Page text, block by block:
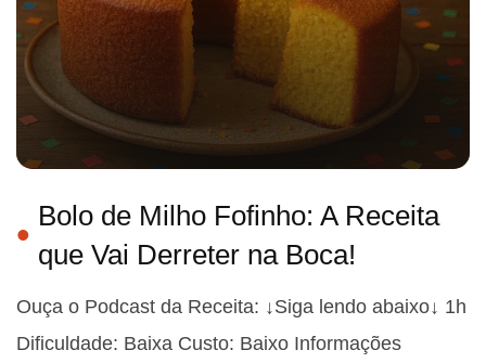
Bolo de Milho Fofinho: A Receita
que Vai Derreter na Boca!
Ouça o Podcast da Receita: ↓Siga lendo abaixo↓ 1h
Dificuldade: Baixa Custo: Baixo Informações